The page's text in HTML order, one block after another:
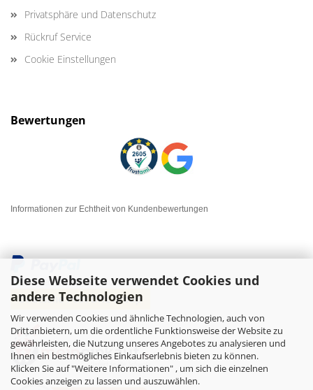
Diese Webseite verwendet Cookies und
andere Technologien
Wir verwenden Cookies und ähnliche Technologien, auch von
Drittanbietern, um die ordentliche Funktionsweise der Website zu
gewährleisten, die Nutzung unseres Angebotes zu analysieren und
Ihnen ein bestmögliches Einkaufserlebnis bieten zu können.
Klicken Sie auf "Weitere Informationen" , um sich die einzelnen
Cookies anzeigen zu lassen und auszuwählen.
Privatsphäre und Datenschutz
Rückruf Service
Cookie Einstellungen
Bewertungen
Informationen zur Echtheit von Kundenbewertungen